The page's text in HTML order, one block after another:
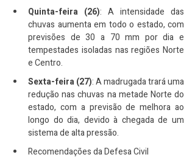
Quinta-feira (26): A intensidade das
chuvas aumenta em todo o estado, com
previsões de 30 a 70 mm por dia e
tempestades isoladas nas regiões Norte
e Centro.
Sexta-feira (27): A madrugada trará uma
redução nas chuvas na metade Norte do
estado, com a previsão de melhora ao
longo do dia, devido à chegada de um
sistema de alta pressão.
Recomendações da Defesa Civil